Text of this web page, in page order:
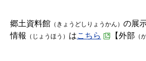
郷土資料館 （きょうどしりょうかん） の展
情報
（じょうほう） はこちら 【外部 （